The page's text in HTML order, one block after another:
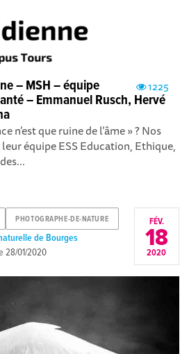
1225
– MSH – équipe
– Emmanuel Rusch, Hervé
n’est que ruine de l’âme » ? Nos
équipe ESS Education, Ethique,
PHOTOGRAPHE-DE-NATURE
de Bourges
28/01/2020
FÉV.
18
2020